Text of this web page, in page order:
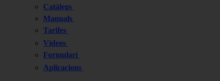
Catàlegs
Manuals
Tarifes
Vídeos
Formulari
Aplicacions